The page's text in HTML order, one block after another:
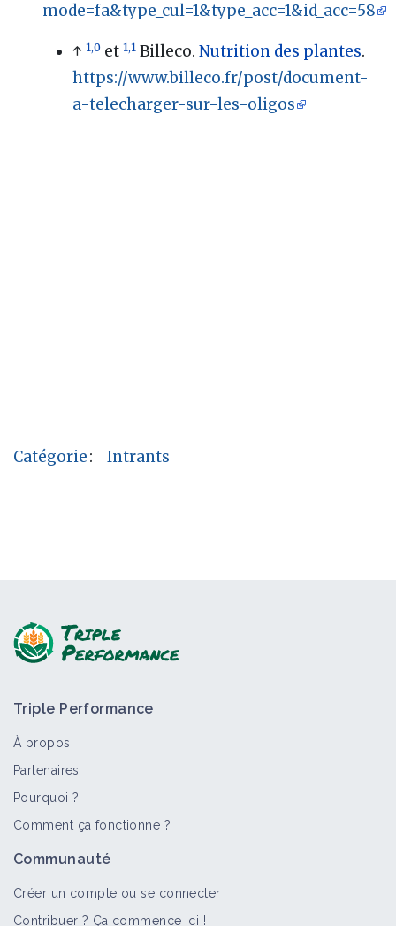
mode=fa&type_cul=1&type_acc=1&id_acc=58
↑1,0 et1,1 Billeco.Nutrition des plantes.
https://www.billeco.fr/post/document-
a-telecharger-sur-les-oligos
Catégorie: Intrants
Triple Performance
À propos
Partenaires
Pourquoi ?
Comment ça fonctionne ?
Communauté
Créer un compte ou se connecter
Contribuer ? Ça commence ici !